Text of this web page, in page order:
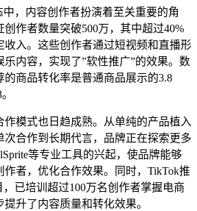
中，内容创作者扮演着至关重要的角
创作者数量突破500万，其中超过40%
收入。这些创作者通过短视频和直播形
内容，实现了”软性推广”的效果。数
商品转化率是普通商品展示的3.8
作模式也日趋成熟。从单纯的产品植入
次合作到长期代言，品牌正在探索更多
等专业工具的兴起，使品牌能够
作者，优化合作效果。同时，TikTok推
，已培训超过100万名创作者掌握电商
升了内容质量和转化效果。